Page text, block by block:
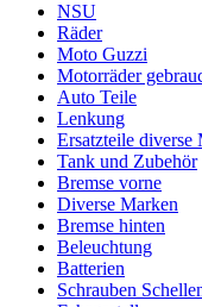
NSU
Räder
Moto Guzzi
Motorräder
Auto Teile
Lenkung
Ersatzteile
Tank und Zubehör
Bremse vorne
Diverse Marken
Bremse hinten
Beleuchtung
Batterien
Schrauben